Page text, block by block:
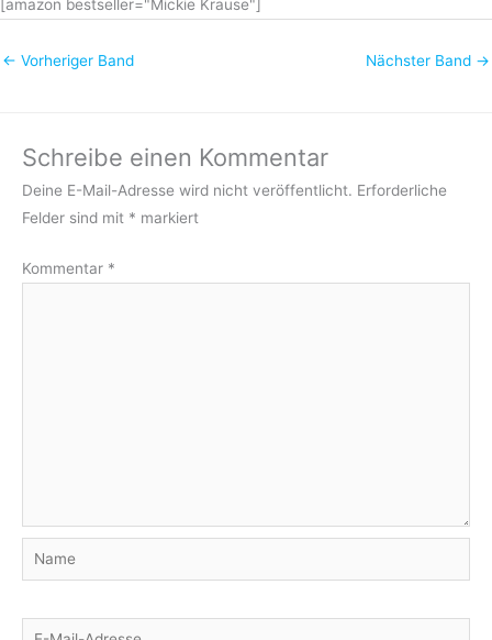
[amazon bestseller="Mickie Krause"]
← Vorheriger Band Nächster Band →
Schreibe einen Kommentar
Deine E-Mail-Adresse wird nicht veröffentlicht. Erforderliche
Felder sind mit * markiert
Kommentar *
Name
E-